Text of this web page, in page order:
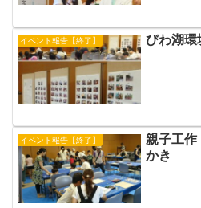
イベント報告【終了】 びわ湖環
イベント報告【終了】
親子工
かき